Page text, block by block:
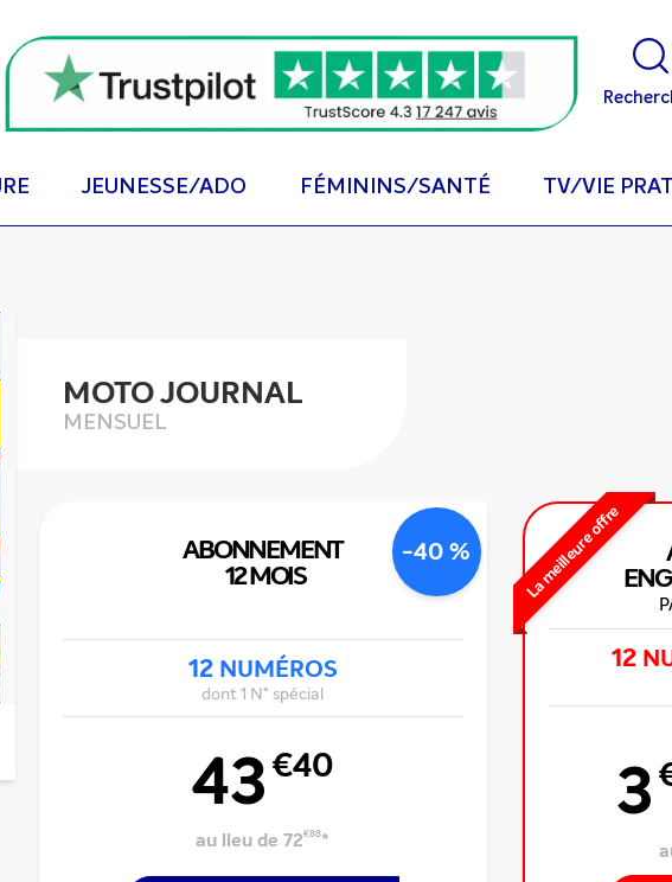
JEUNESSE/ADO FÉMININS/SANTÉ TV/VIE
MOTO JOURNAL
MENSUEL
-40 %
ABONNEMENT
12 MOIS
12 NUMÉROS
dont 1 N° spécial
43€40
au lieu de 72€88*
La meilleure offre
12
3